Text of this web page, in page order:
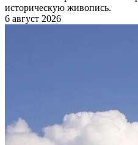
историческую живопись.
6 август 2026